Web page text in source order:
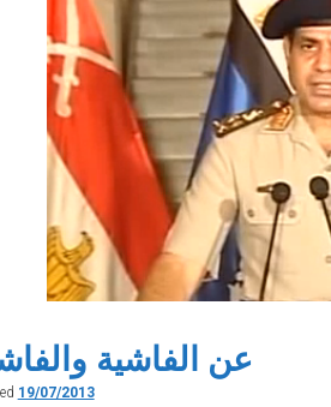
عن الفاشية
19/07/2013